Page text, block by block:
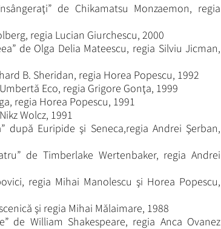
de Chikamatsu Monzaemon, regia
regia Lucian Giurchescu, 2000
de Olga Delia Mateescu, regia Silviu Jicman,
B. Sheridan, regia Horea Popescu, 1992
Eco, regia Grigore Gonţa, 1999
regia Horea Popescu, 1991
Wolcz, 1991
după Euripide şi Seneca,regia Andrei Şerban,
de Timberlake Wertenbaker, regia Andrei
regia Mihai Manolescu şi Horea Popescu,
şi regia Mihai Mălaimare, 1988
de William Shakespeare, regia Anca Ovanez